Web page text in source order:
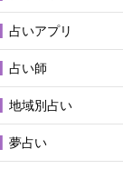
占いアプリ
占い師
地域別占い
夢占い